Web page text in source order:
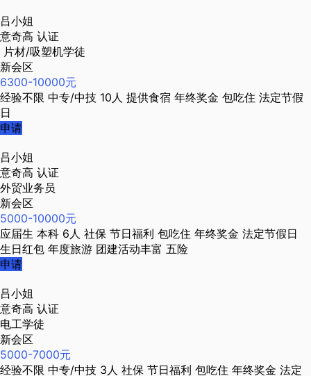
吕小姐
意奇高 认证
片材/吸塑机学徒
新会区
6300-10000元
经验不限 中专/中技 10人 提供食宿 年终奖金 包吃住 法定节假
日
申请
吕小姐
意奇高 认证
外贸业务员
新会区
5000-10000元
应届生 本科 6人 社保 节日福利 包吃住 年终奖金 法定节假日
生日红包 年度旅游 团建活动丰富 五险
申请
吕小姐
意奇高 认证
电工学徒
新会区
5000-7000元
经验不限 中专/中技 3人 社保 节日福利 包吃住 年终奖金 法定